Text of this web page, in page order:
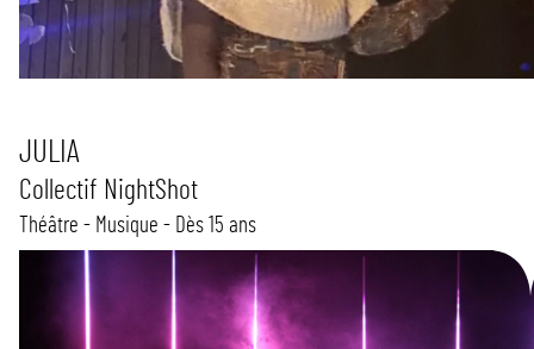
JULIA
Collectif NightShot
Théâtre - Musique - Dès 15 ans